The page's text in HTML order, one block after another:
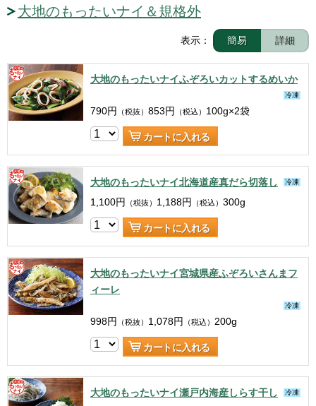
大地のもったいナイ＆規格外
表示： 簡易 詳細
大地のもったいナイふぞろいカットするめいか
冷凍
790円 （税抜） 853円 （税込） 100g×2袋
カートに入れる
大地のもったいナイ北海道産真だら切落し 冷凍
1,100円 （税抜） 1,188円 （税込） 300g
カートに入れる
大地のもったいナイ宮城県産ふぞろいさんまフ
ィーレ
冷凍
998円 （税抜） 1,078円 （税込） 200g
カートに入れる
大地のもったいナイ瀬戸内海産しらす干し 冷凍